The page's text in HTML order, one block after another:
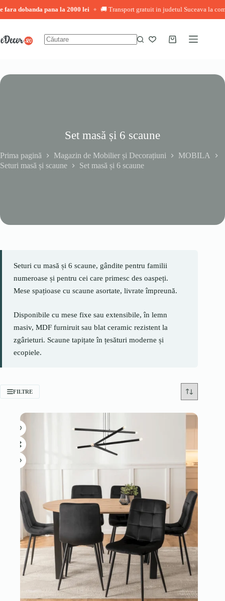
pana la 2000 lei ◆ 🚚 Transport gratuit in judetul Suceava la comenzi
conținut
Coș
Set masă și 6 scaune
Prima pagină Magazin de Mobilier și Decorațiuni
MOBILA
Seturi masă și scaune
Set masă și 6 scaune
Seturi cu masă și 6 scaune, gândite pentru familii
numeroase și pentru cei care primesc des oaspeți.
Mese spațioase cu scaune asortate, livrate împreună.
Disponibile cu mese fixe sau extensibile, în lemn
masiv, MDF furniruit sau blat ceramic rezistent la
zgârieturi. Scaune tapițate în țesături moderne și
ecopiele.
FILTRE